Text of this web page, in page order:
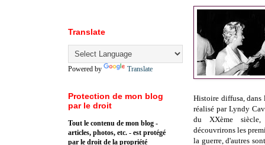
Histoire diffusa, dans
réalisé par Lyndy
du XXème siècle,
découvrirons les
la guerre, d'autres
Translate
Powered by Translate
Protection de mon blog
par le droit
Tout le contenu de mon blog -
articles, photos, etc. - est protégé
par le droit de la propriété